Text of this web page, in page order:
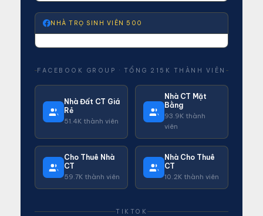
NHÀ TRỌ SINH VIÊN 500
FACEBOOK GROUP · TỔNG 215K THÀNH VIÊN
Nhà Đất CT Giá
Rẻ
51.4K thành viên
Nhà CT Mặt
Bằng
93.9K thành
viên
Cho Thuê Nhà
CT
59.7K thành viên
Nhà Cho Thuê
CT
10.2K thành viên
TIKTOK